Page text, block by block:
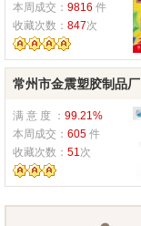
本周成交： 9816 件
收藏次数： 847次
常州市金震塑胶制品厂
满 意 度 ： 99.21%
本周成交： 605 件
收藏次数： 51次